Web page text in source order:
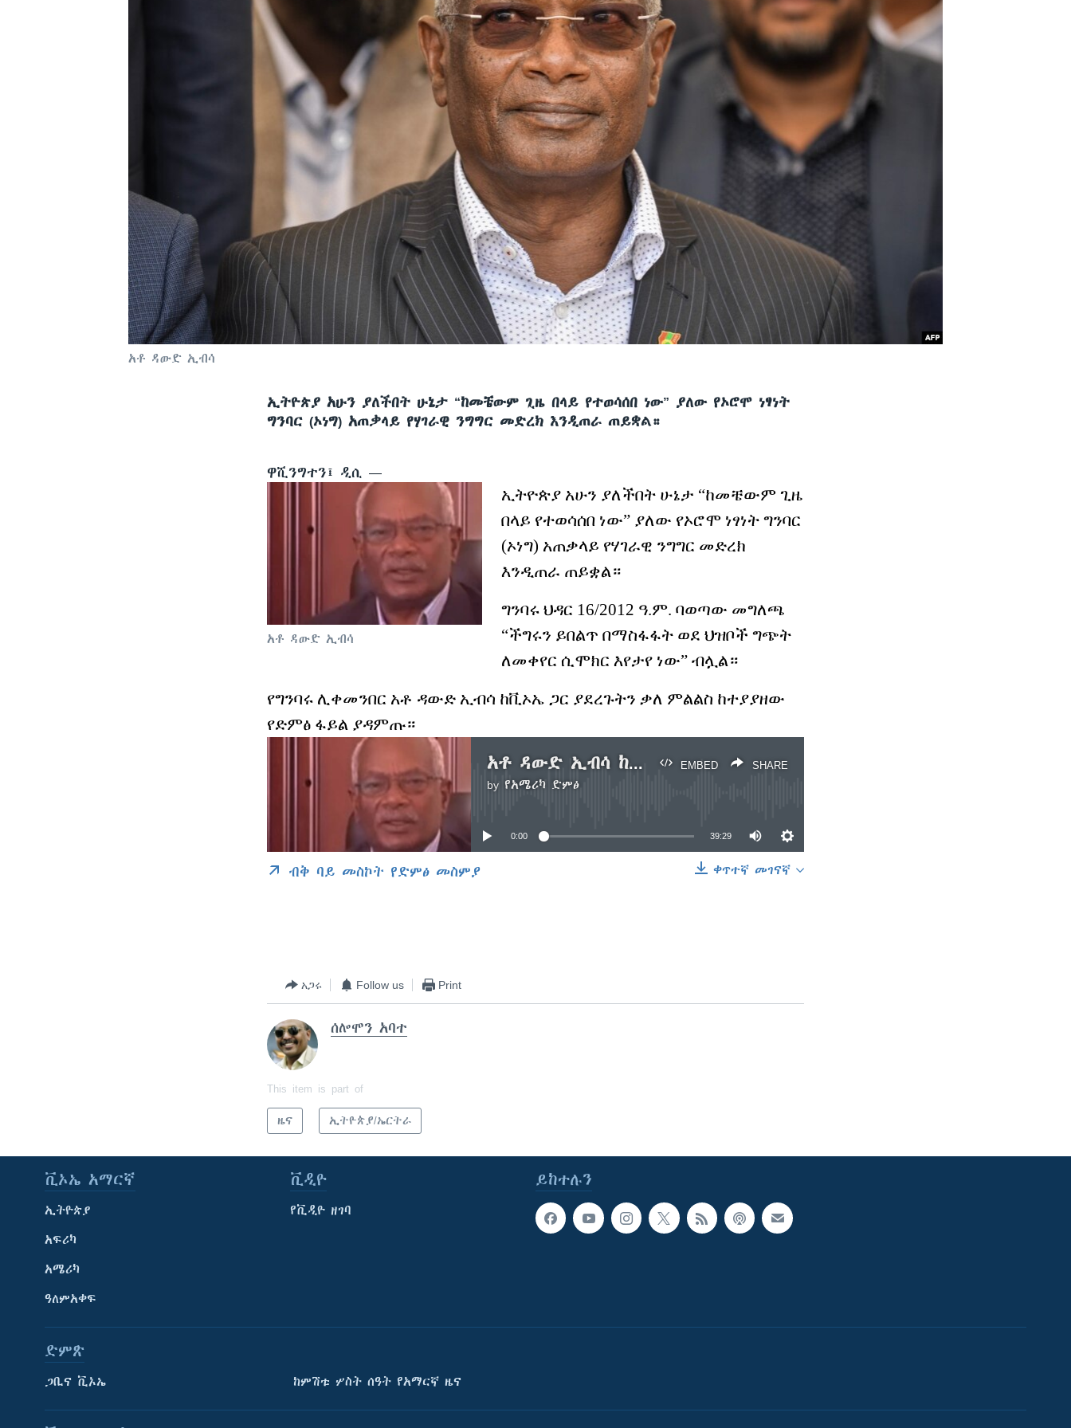
አቶ ዳውድ ኢብሳ
ኢትዮጵያ አሁን ያለችበት ሁኔታ “ከመቼውም ጊዜ በላይ የተወሳሰበ ነው” ያለው የኦሮሞ ነፃነት
ግንባር (ኦነግ) አጠቃላይ የሃገራዊ ንግግር መድረክ እንዲጠራ ጠይቋል።
ዋሺንግተን፤ ዲሲ —
አቶ ዳውድ ኢብሳ
ኢትዮጵያ አሁን ያለችበት ሁኔታ “ከመቼውም ጊዜ
በላይ የተወሳሰበ ነው” ያለው የኦሮሞ ነፃነት ግንባር
(ኦነግ) አጠቃላይ የሃገራዊ ንግግር መድረክ
እንዲጠራ ጠይቋል።
ግንባሩ ህዳር 16/2012 ዓ.ም. ባወጣው መግለጫ
“ችግሩን ይበልጥ በማስፋፋት ወደ ህዝቦች ግጭት
ለመቀየር ሲሞክር እየታየ ነው” ብሏል።
የግንባሩ ሊቀመንበር አቶ ዳውድ ኢብሳ ከቪኦኤ ጋር ያደረጉትን ቃለ ምልልስ ከተያያዘው
የድምፅ ፋይል ያዳምጡ።
EMBED SHARE
አቶ ዳውድ ኢብሳ ከቪኦኤ ጋር
by የአሜሪካ ድምፅ
No media source currently available
0:00 39:29
ቀጥተኛ መገናኛ
ብቅ ባይ መስኮት የድምፅ መስምያ
አጋሩ Follow us Print
ሰሎሞን አባተ
This item is part of
ዜና ኢትዮጵያ/ኤርትራ
ይከተሉን
ቪኦኤ አማርኛ
ኢትዮጵያ
አፍሪካ
አሜሪካ
ዓለምአቀፍ
ቪዲዮ
የቪዲዮ ዘገባ
ድምጽ
ጋቢና ቪኦኤ ከምሽቱ ሦስት ሰዓት የአማርኛ ዜና